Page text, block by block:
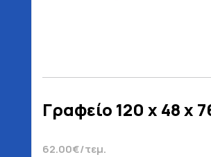
Γραφείο 120 x 48 x
62.00€/τεμ.